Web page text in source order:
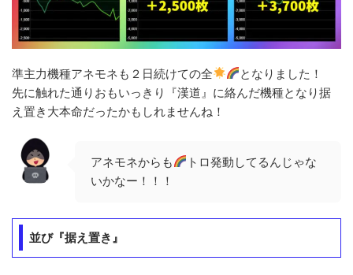
準主力機種アネモネも２日続けての全
となりました！
先に触れた通りおもいっきり『漢道』に絡んだ機種となり据
え置き大本命だったかもしれませんね！
アネモネからも
トロ発動してるんじゃな
いかなー！！！
並び『据え置き』